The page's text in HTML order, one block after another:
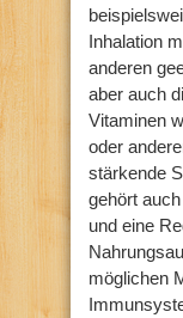
Inhalation
anderen
aber auch
Vitaminen
oder
stärkende
gehört
und eine
möglichen